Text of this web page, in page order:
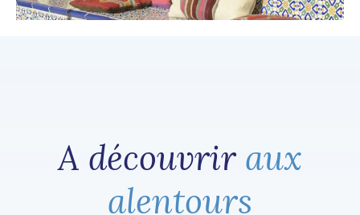
A découvrir aux
alentours